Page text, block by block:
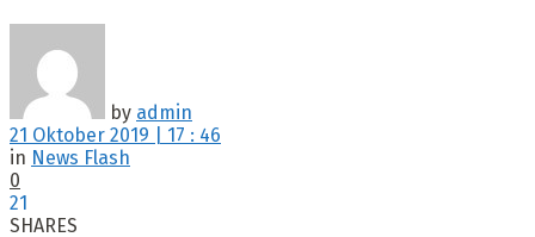
by admin
21 Oktober 2019 | 17 : 46
in News Flash
0
21
SHARES